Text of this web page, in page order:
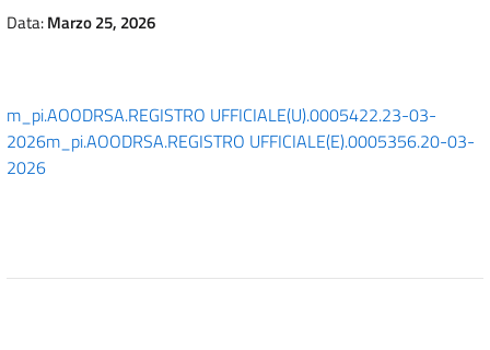
Data:Marzo 25, 2026
m_pi.AOODRSA.REGISTRO UFFICIALE(U).0005422.23-03-
2026m_pi.AOODRSA.REGISTRO UFFICIALE(E).0005356.20-03-
2026